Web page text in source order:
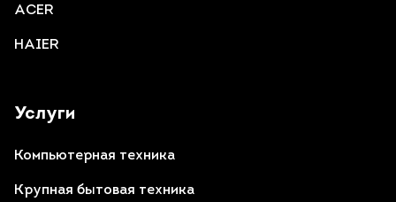
Услуги
Компьютерная техника
Крупная бытовая техника
ACER
HAIER